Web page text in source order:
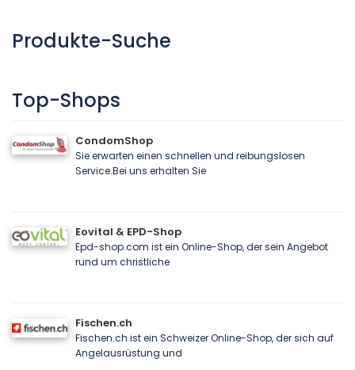
Produkte-Suche
Top-Shops
CondomShop
Sie erwarten einen schnellen und reibungslosen
Service.Bei uns erhalten Sie
Eovital & EPD-Shop
Epd-shop.com ist ein Online-Shop, der sein Angebot
rund um christliche
Fischen.ch
Fischen.ch ist ein Schweizer Online-Shop, der sich auf
Angelausrüstung und